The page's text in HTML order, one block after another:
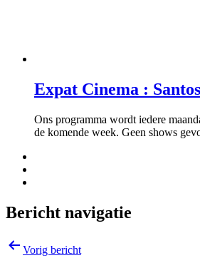
Expat Cinema :
Ons programma wordt iedere
de komende week. Geen shows
Bericht navigatie
Vorig bericht